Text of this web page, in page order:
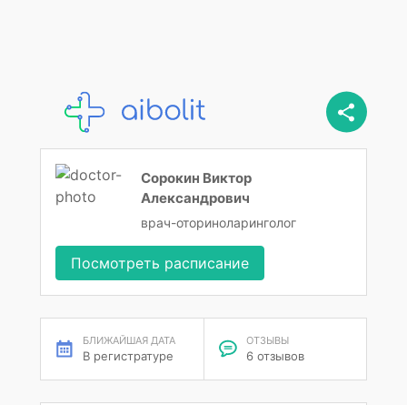
Сорокин Виктор
Александрович
врач-оториноларинголог
Посмотреть расписание
БЛИЖАЙШАЯ ДАТА
В регистратуре
ОТЗЫВЫ
6 отзывов